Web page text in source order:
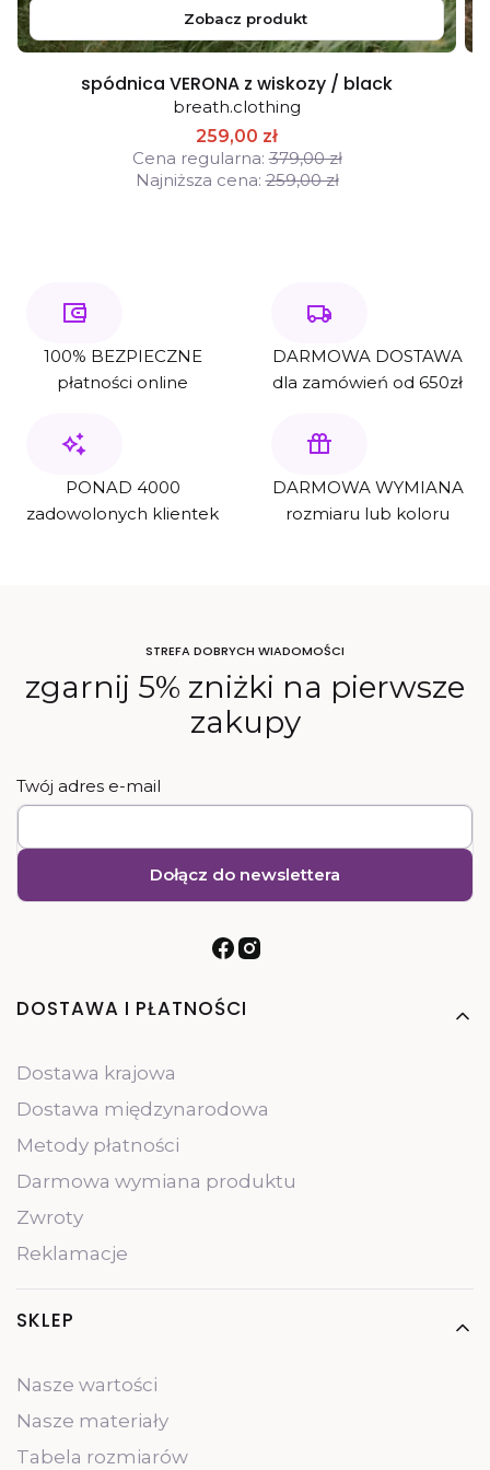
Zobacz produkt
spódnica VERONA z wiskozy / black
breath.clothing
259,00 zł
Cena regularna: 379,00 zł
Najniższa cena: 259,00 zł
100% BEZPIECZNE
płatności online
DARMOWA DOSTAWA
dla zamówień od 650zł
PONAD 4000
zadowolonych klientek
DARMOWA WYMIANA
rozmiaru lub koloru
STREFA DOBRYCH WIADOMOŚCI
zgarnij 5% zniżki na pierwsze
zakupy
Twój adres e-mail
Dołącz do newslettera
Linki w stopce
DOSTAWA I PŁATNOŚCI
Dostawa krajowa
Dostawa międzynarodowa
Metody płatności
Darmowa wymiana produktu
Zwroty
Reklamacje
SKLEP
Nasze wartości
Nasze materiały
Tabela rozmiarów